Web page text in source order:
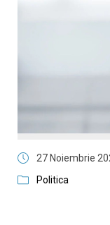
27 Noiembrie
Politica